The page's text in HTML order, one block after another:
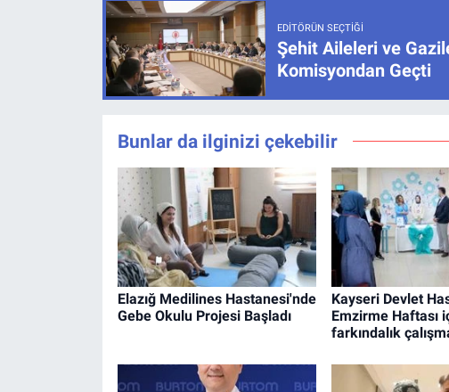
EDITÖRÜN SEÇTIĞI
Şehit Aileleri ve
Komisyondan Geçti
Bunlar da ilginizi çekebilir
Elazığ Medilines Hastanesi'nde
Gebe Okulu Projesi Başladı
Kayseri Devlet
Emzirme Haftası
farkındalık